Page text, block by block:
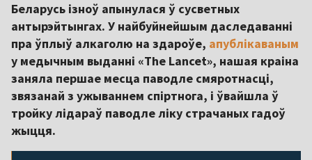
Беларусь ізноў апынулася ў сусветных
антырэйтынгах. У найбуйнейшым даследаванні
пра ўплыў алкаголю на здароўе, апублікаваным
у медычным выданні «The Lancet», нашая краіна
заняла першае месца паводле смяротнасці,
звязанай з ужываннем спіртнога, і ўвайшла ў
тройку лідараў паводле ліку страчаных гадоў
жыцця.